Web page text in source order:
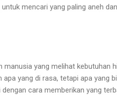
mencari yang paling aneh
manusia yang melihat kebutuhan
apa yang di rasa, tetapi apa yang
cara memberikan yang